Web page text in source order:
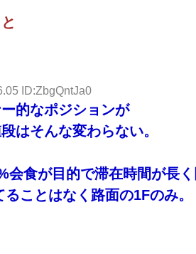
ID:ZbgQntJa0
的なポジションが
はそんな変わらない。
食が目的で滞在時間が長
ことはなく路面の1Fのみ。